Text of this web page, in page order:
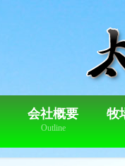
会社概要
Outline
牧